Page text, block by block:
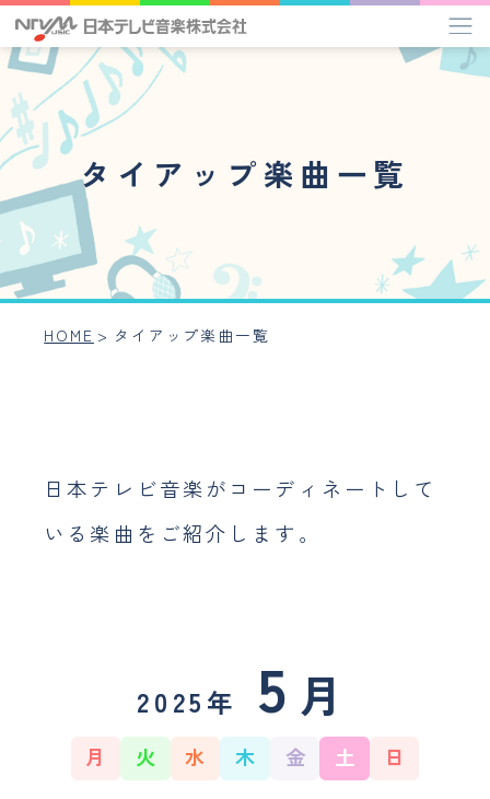
タイアップ楽曲一覧
作家インタビュー
タイアップ楽曲一覧
HOME > タイアップ楽曲一覧
日本テレビ音楽がコーディネートして
いる 楽曲をご紹介します。
2025年 5 月
月 火 水 木 金 土 日